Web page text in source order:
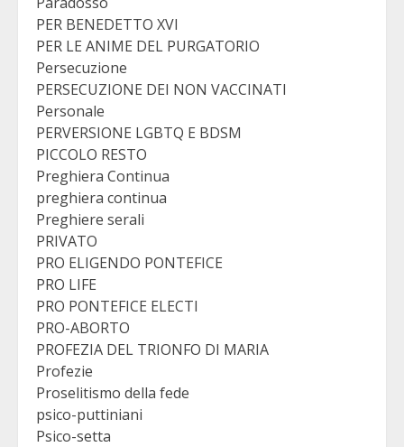
PER BENEDETTO XVI
PER LE ANIME DEL PURGATORIO
Persecuzione
PERSECUZIONE DEI NON VACCINATI
Personale
PERVERSIONE LGBTQ E BDSM
PICCOLO RESTO
Preghiera Continua
preghiera continua
Preghiere serali
PRIVATO
PRO ELIGENDO PONTEFICE
PRO LIFE
PRO PONTEFICE ELECTI
PRO-ABORTO
PROFEZIA DEL TRIONFO DI MARIA
Profezie
Proselitismo della fede
psico-puttiniani
Psico-setta